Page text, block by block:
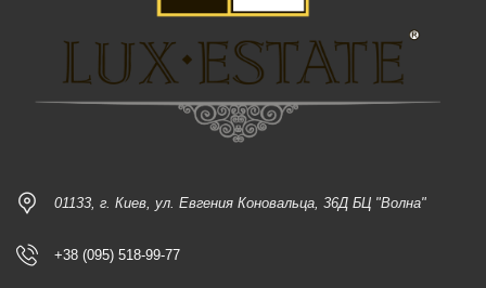
01133, г. Киев, ул. Евгения Коновальца, 36Д БЦ "Волна"
+38 (095) 518-99-77